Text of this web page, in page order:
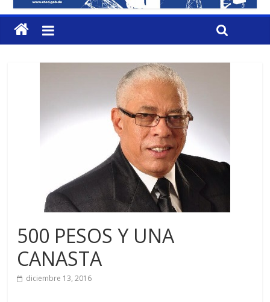
Educación
500 PESOS Y UNA
CANASTA
diciembre 13, 2016